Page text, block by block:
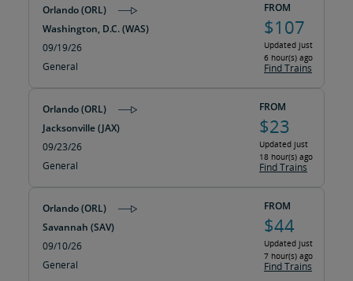
Orlando (ORL)
Washington, D.C. (WAS)
09/19/26
General
FROM
$107
Updated just
6 hour(s) ago
Find Trains
Orlando (ORL)
Jacksonville (JAX)
09/23/26
General
FROM
$23
Updated just
18 hour(s) ago
Find Trains
Orlando (ORL)
Savannah (SAV)
09/10/26
General
FROM
$44
Updated just
7 hour(s) ago
Find Trains